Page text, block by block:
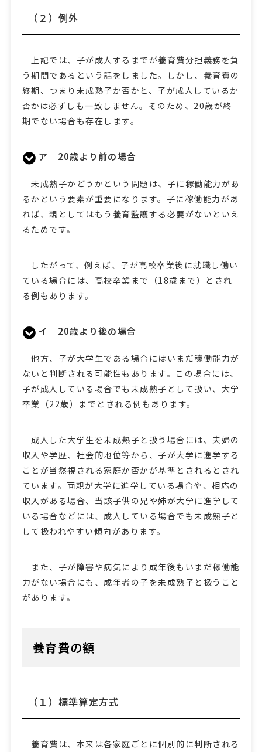
（２）例外
上記では、子が成人するまでが養育費分担義務を負
う期間であるという話をしました。しかし、養育費の
終期、つまり未成熟子か否かと、子が成人しているか
否かは必ずしも一致しません。そのため、20歳が終
期でない場合も存在します。
ア 20歳より前の場合
未成熟子かどうかという問題は、子に稼働能力があ
るかという要素が重要になります。子に稼働能力があ
れば、親としてはもう養育監護する必要がないといえ
るためです。
したがって、例えば、子が高校卒業後に就職し働い
ている場合には、高校卒業まで（18歳まで）とされ
る例もあります。
イ 20歳より後の場合
他方、子が大学生である場合にはいまだ稼働能力が
ないと判断される可能性もあります。この場合には、
子が成人している場合でも未成熟子として扱い、大学
卒業（22歳）までとされる例もあります。
成人した大学生を未成熟子と扱う場合には、夫婦の
収入や学歴、社会的地位等から、子が大学に進学する
ことが当然視される家庭か否かが基準とされるとされ
ています。両親が大学に進学している場合や、相応の
収入がある場合、当該子供の兄や姉が大学に進学して
いる場合などには、成人している場合でも未成熟子と
して扱われやすい傾向があります。
また、子が障害や病気により成年後もいまだ稼働能
力がない場合にも、成年者の子を未成熟子と扱うこと
があります。
養育費の額
（１）標準算定方式
養育費は、本来は各家庭ごとに個別的に判断される